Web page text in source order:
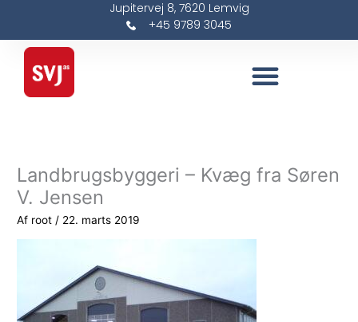
indholdet
Jupitervej 8, 7620 Lemvig
+45 9789 3045
Landbrugsbyggeri – Kvæg fra Søren
V. Jensen
Af root / 22. marts 2019